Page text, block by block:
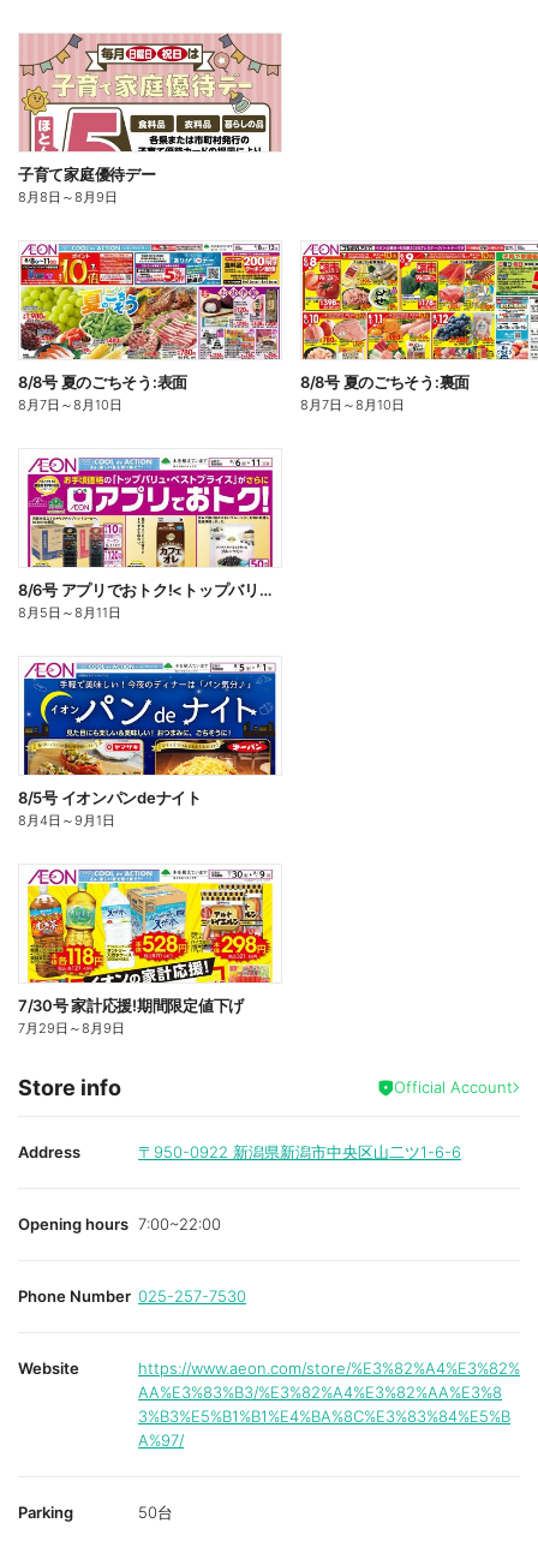
子育て家庭優待デー
8月8日 ～8月9日
8/8号 夏のごちそう:表面
8月7日 ～8月10日
8/8号 夏のごちそう:裏面
8月7日 ～8月10日
8/6号 アプリでおトク!<トップバリュ・ベストプライス>
8月5日 ～8月11日
8/5号 イオンパンdeナイト
8月4日 ～9月1日
7/30号 家計応援!期間限定値下げ
7月29日 ～8月9日
Store info Official Account
Address 〒950-0922 新潟県新潟市中央区山二ツ1-6-6
Opening hours 7:00~22:00
Phone Number 025-257-7530
Website
https://www.aeon.com/store/%E3%82%A4%E3%82%
AA%E3%83%B3/%E3%82%A4%E3%82%AA%E3%8
3%B3%E5%B1%B1%E4%BA%8C%E3%83%84%E5%B
A%97/
Parking 50台